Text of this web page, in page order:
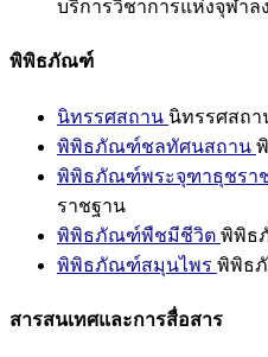
บริการวิชาการแห่งจุฬา
พิพิธภัณฑ์
นิทรรศสถาน นิทรรศสถา
พิพิธภัณฑ์ชลทัศนสถาน
พิพิธภัณฑ์พระจุฑาธุชรา
ราชฐาน
พิพิธภัณฑ์พืชมีชีวิต พิพิธ
พิพิธภัณฑ์สมุนไพร พิพิธ
สารสนเทศและการสื่อสาร